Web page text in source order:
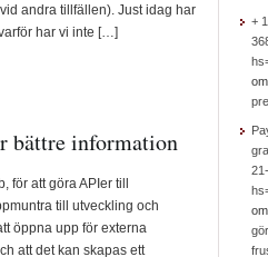
andra tillfällen). Just idag har
har vi inte […]
bättre information
för att göra APIer till
till utveckling och
öppna upp för externa
att det kan skapas ett
+
om
om